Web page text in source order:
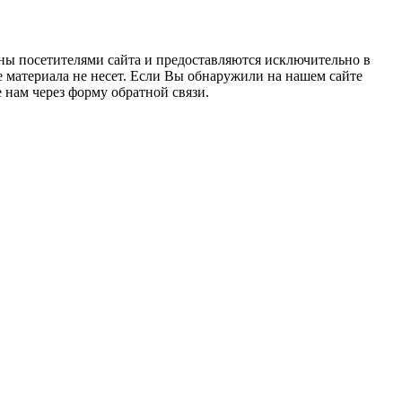
сайта и предоставляются исключительно в
материала не несет. Если Вы обнаружили на нашем сайте
через форму обратной связи.